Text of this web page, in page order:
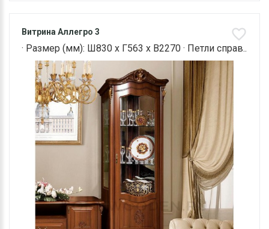
Витрина Аллегро 3
· Размер (мм): Ш830 х Г563 х В2270 · Петли справ..